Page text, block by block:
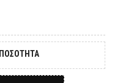
ΠΟΣΟΤΗΤΑ